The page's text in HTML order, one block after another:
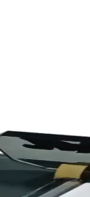
ve Çok
renkli
Estetik ve
sunar.
ve
ofis ve
ile